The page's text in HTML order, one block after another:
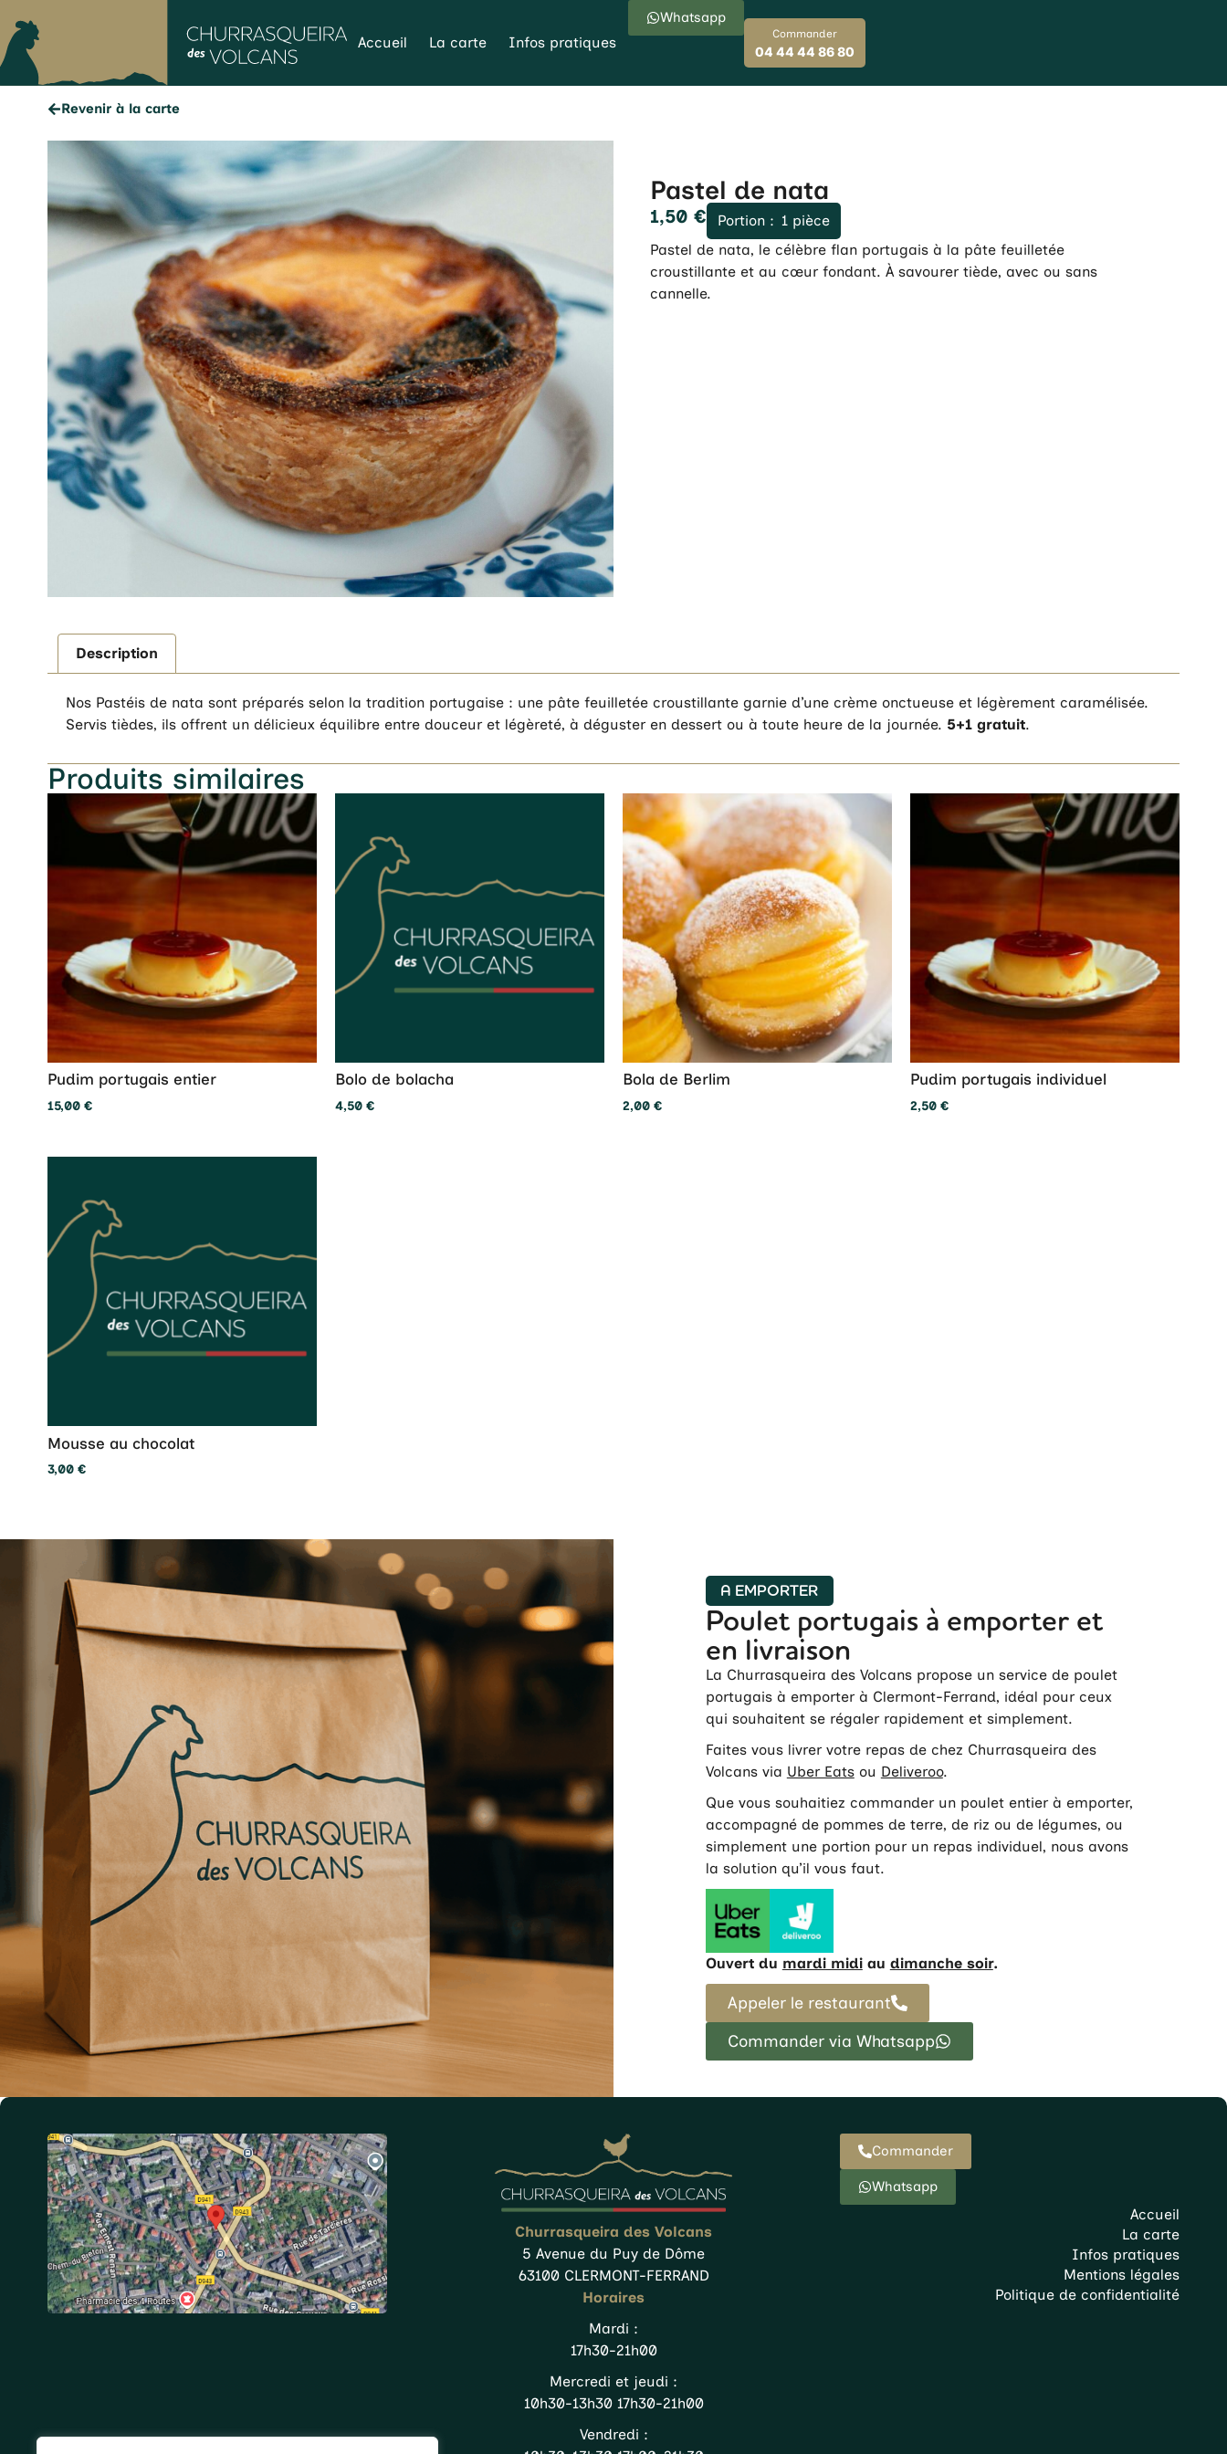
Accueil La carte Infos pratiques
Whatsapp
Commander
04 44 44 86 80
Revenir à la carte
Pastel de nata
1,50 € Portion : 1 pièce
Pastel de nata, le célèbre flan portugais à la pâte feuilletée
croustillante et au cœur fondant. À savourer tiède, avec ou sans
cannelle.
Description
Nos Pastéis de nata sont préparés selon la tradition portugaise : une pâte feuilletée croustillante garnie d’une crème onctueuse et légèrement caramélisée.
Servis tièdes, ils offrent un délicieux équilibre entre douceur et légèreté, à déguster en dessert ou à toute heure de la journée. 5+1 gratuit.
Produits similaires
Pudim portugais entier
15,00 €
Bolo de bolacha
4,50 €
Bola de Berlim
2,00 €
Pudim portugais individuel
2,50 €
Mousse au chocolat
3,00 €
A EMPORTER
Poulet portugais à emporter et
en livraison
La Churrasqueira des Volcans propose un service de poulet
portugais à emporter à Clermont-Ferrand, idéal pour ceux
qui souhaitent se régaler rapidement et simplement.
Faites vous livrer votre repas de chez Churrasqueira des
Volcans via Uber Eatsou Deliveroo.
Que vous souhaitiez commander un poulet entier à emporter,
accompagné de pommes de terre, de riz ou de légumes, ou
simplement une portion pour un repas individuel, nous avons
la solution qu’il vous faut.
Ouvert du mardi midiau dimanche soir.
Appeler le restaurant
Commander via Whatsapp
Churrasqueira des Volcans
5 Avenue du Puy de Dôme
63100 CLERMONT-FERRAND
Horaires
Mardi :
17h30-21h00
Mercredi et jeudi :
10h30-13h30 17h30-21h00
Vendredi :
Commander
Whatsapp
Accueil
La carte
Infos pratiques
Mentions légales
Politique de confidentialité